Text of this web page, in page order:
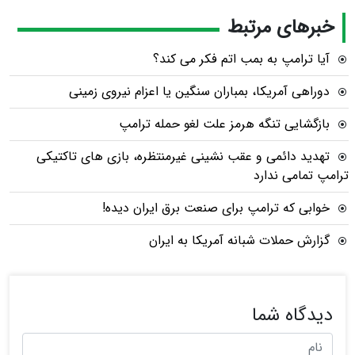
خبرهای مرتبط
آیا ترامپ به بمب اتم فکر می کند؟
دوراهی آمریکا، بمباران سنگین یا اعزام نیروی زمینی
بازگشایی تنگه هرمز علت لغو حمله ترامپ
تهدید دائمی و عقب نشینی غیرمنتظره، بازی های تاکتیکی
ترامپ تمامی ندارد
خوابی که ترامپ برای صنعت برق ایران دیده!
گزارش حملات شبانه آمریکا به ایران
دیدگاه شما